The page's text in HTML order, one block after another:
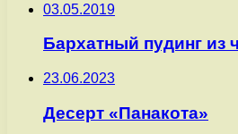
03.05.2019
Бархатный пудинг из
23.06.2023
Десерт «Панакота»